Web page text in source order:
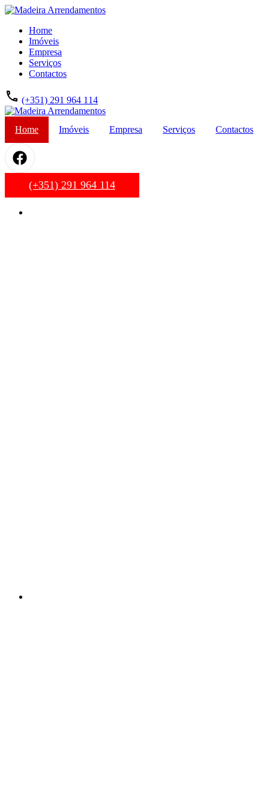
Home
Imóveis
Empresa
Serviços
Contactos
(+351) 291 964 114
Home Imóveis Empresa Serviços Contactos
(+351) 291 964 114